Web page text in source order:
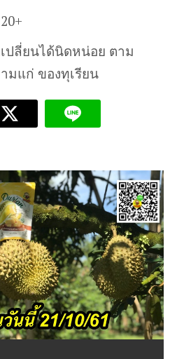
ปลี่ยนได้นิดหน่อย ตาม
มแก่ ของทุเรียน